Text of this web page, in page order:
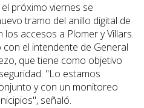
próximo viernes se
tramo del anillo digital de
accesos a Plomer y Villars.
el intendente de General
que tiene como objetivo
"Lo estamos
y con un monitoreo
señaló.